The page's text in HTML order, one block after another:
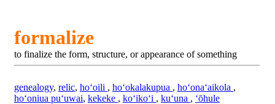
formalize
to finalize the form, structure, or appearance of something
genealogy, relic, hoʻoili , hoʻokalakupua , hoʻonaʻaikola ,
hoʻoniua puʻuwai, kekeke , koʻikoʻi , kuʻuna , ʻōhule